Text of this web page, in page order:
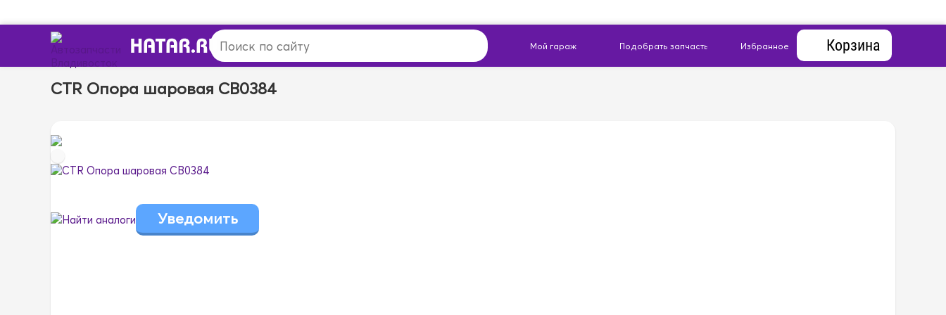
Корзина
CTR Опора шаровая CB0384
Найти аналоги